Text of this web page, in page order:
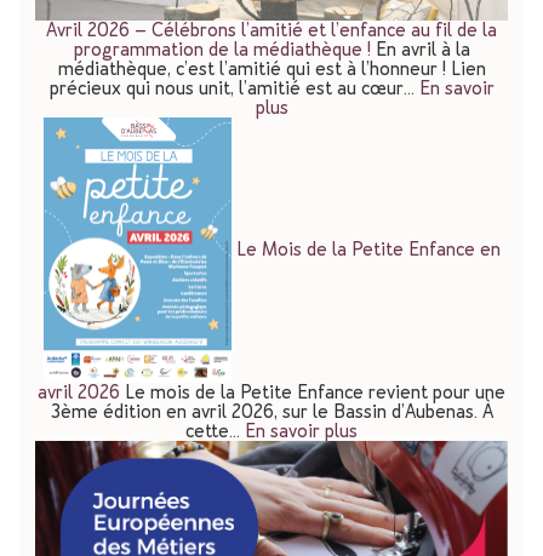
Avril 2026 – Célébrons l’amitié et l’enfance au fil de la
programmation de la médiathèque ! En avril à la
médiathèque, c’est l’amitié qui est à l’honneur ! Lien
précieux qui nous unit, l’amitié est au cœur… En savoir
plus
Le Mois de la Petite Enfance en
avril 2026 Le mois de la Petite Enfance revient pour une
3ème édition en avril 2026, sur le Bassin d’Aubenas. À
cette… En savoir plus